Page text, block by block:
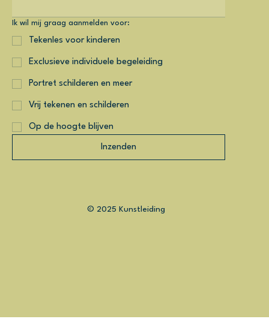
Ik wil mij graag aanmelden voor:
Tekenles voor kinderen
Exclusieve individuele begeleiding
Portret schilderen en meer
Vrij tekenen en schilderen
Op de hoogte blijven
Inzenden
© 2025 Kunstleiding